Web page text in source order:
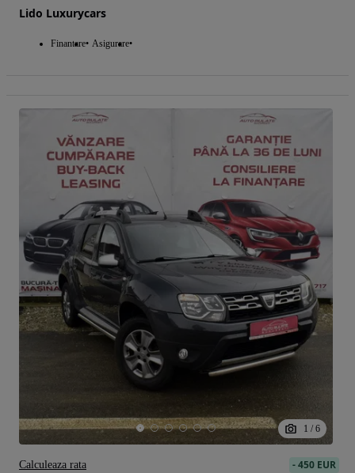
Lido Luxurycars
Finantare Asigurare
1 / 6
-450 EUR
Calculeaza rata